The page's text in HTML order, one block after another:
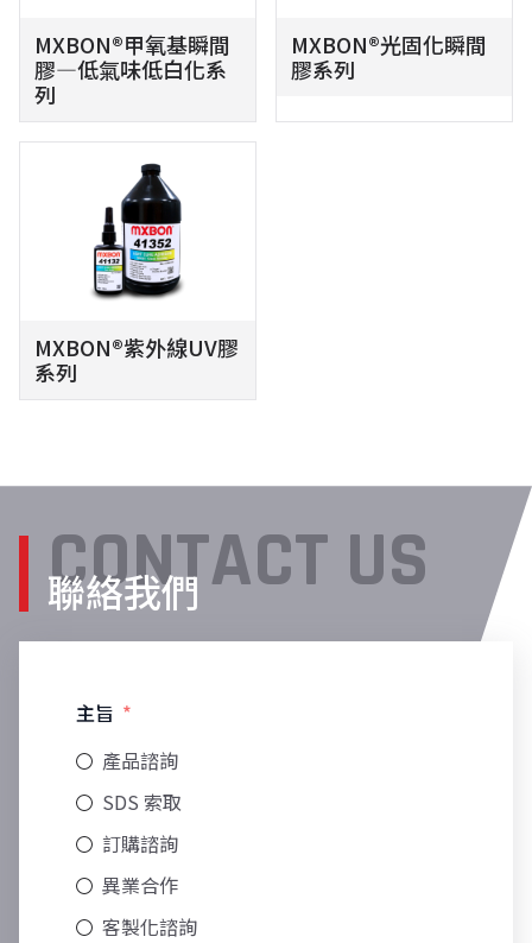
MXBON®甲氧基瞬間
膠—低氣味低白化系
列
MXBON®光固化瞬間
膠系列
MXBON®紫外線UV膠
系列
聯絡我們
CONTACT US
主旨
產品諮詢
SDS 索取
訂購諮詢
異業合作
客製化諮詢